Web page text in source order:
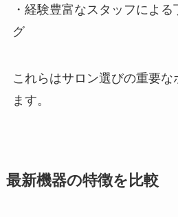
・経験豊富なスタッフによ
グ
これらはサロン選びの重要
ます。
最新機器の特徴を比較